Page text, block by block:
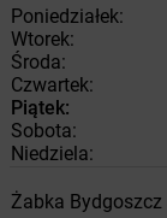
Poniedziałek:
Wtorek:
Środa:
Czwartek:
Piątek:
Sobota:
Niedziela:
Żabka Bydgoszcz